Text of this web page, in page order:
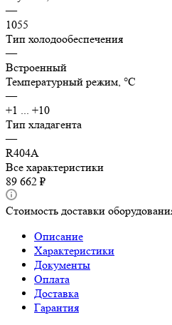
—
1055
Тип холодообеспечения
—
Встроенный
Температурный режим, °C
—
+1 ... +10
Тип хладагента
—
R404A
Все характеристики
89 662 ₽
Стоимость доставки
Описание
Характеристики
Документы
Оплата
Доставка
Гарантия